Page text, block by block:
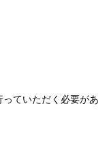
ていただく必要があ